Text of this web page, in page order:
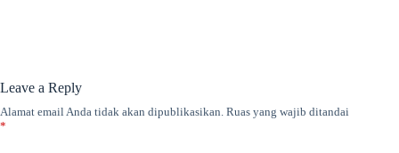
Leave a Reply
Alamat email Anda tidak akan dipublikasikan. Ruas yang wajib ditandai
*